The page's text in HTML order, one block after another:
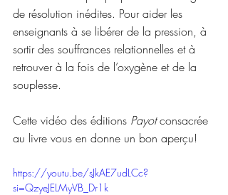
de résolution inédites. Pour aider les
enseignants à se libérer de la pression, à
sortir des souffrances relationnelles et à
retrouver à la fois de l’oxygène et de la
souplesse.
Cette vidéo des éditions Payot consacrée
au livre vous en donne un bon aperçu!
https://youtu.be/sJkAE7udLCc?
si=QzyeJELMyVB_Dr1k